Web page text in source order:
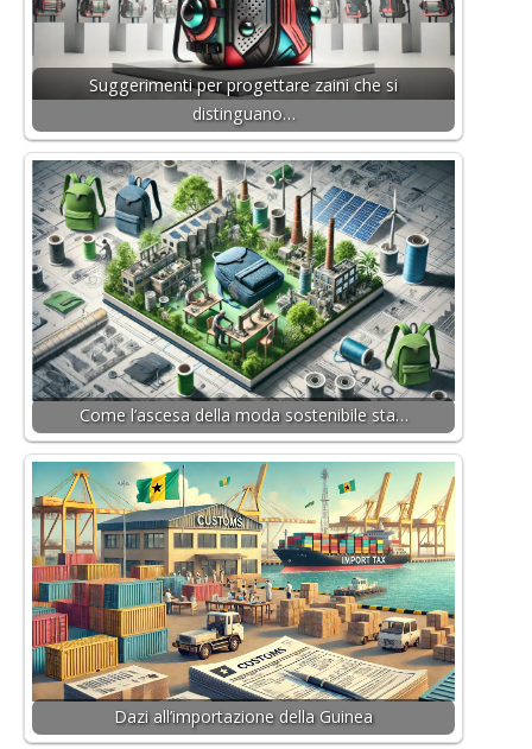
Suggerimenti per progettare zaini che si
distinguano…
Come l’ascesa della moda sostenibile sta…
Dazi all’importazione della Guinea